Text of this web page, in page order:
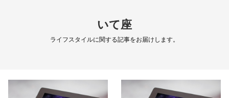
いて座
ライフスタイルに関する記事をお届けします。